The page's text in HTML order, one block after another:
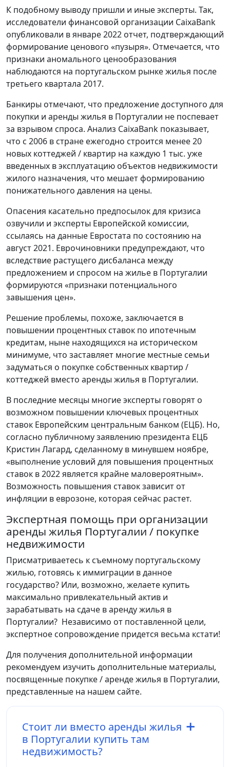
К подобному выводу пришли и иные эксперты. Так,
исследователи финансовой организации CaixaBank
опубликовали в январе 2022 отчет, подтверждающий
формирование ценового «пузыря». Отмечается, что
признаки аномального ценообразования
наблюдаются на португальском рынке жилья после
третьего квартала 2017.
Банкиры отмечают, что предложение доступного для
покупки и аренды жилья в Португалии не поспевает
за взрывом спроса. Анализ CaixaBank показывает,
что с 2006 в стране ежегодно строится менее 20
новых коттеджей / квартир на каждую 1 тыс. уже
введенных в эксплуатацию объектов недвижимости
жилого назначения, что мешает формированию
понижательного давления на цены.
Опасения касательно предпосылок для кризиса
озвучили и эксперты Европейской комиссии,
ссылаясь на данные Евростата по состоянию на
август 2021. Еврочиновники предупреждают, что
вследствие растущего дисбаланса между
предложением и спросом на жилье в Португалии
формируются «признаки потенциального
завышения цен».
Решение проблемы, похоже, заключается в
повышении процентных ставок по ипотечным
кредитам, ныне находящихся на историческом
минимуме, что заставляет многие местные семьи
задуматься о покупке собственных квартир /
коттеджей вместо аренды жилья в Португалии.
В последние месяцы многие эксперты говорят о
возможном повышении ключевых процентных
ставок Европейским центральным банком (ЕЦБ). Но,
согласно публичному заявлению президента ЕЦБ
Кристин Лагард, сделанному в минувшем ноябре,
«выполнение условий для повышения процентных
ставок в 2022 является крайне маловероятным».
Возможность повышения ставок зависит от
инфляции в еврозоне, которая сейчас растет.
Экспертная помощь при организации
аренды жилья Португалии / покупке
недвижимости
Присматриваетесь к съемному португальскому
жилью, готовясь к иммиграции в данное
государство? Или, возможно, желаете купить
максимально привлекательный актив и
зарабатывать на сдаче в аренду жилья в
Португалии? Независимо от поставленной цели,
экспертное сопровождение придется весьма кстати!
Для получения дополнительной информации
рекомендуем изучить дополнительные материалы,
посвященные покупке / аренде жилья в Португалии,
представленные на нашем сайте.
Стоит ли вместо аренды жилья
в Португалии купить там
недвижимость?